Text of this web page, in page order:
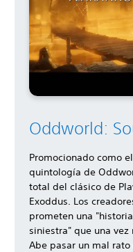
Oddworld:
Promocionado como
quintología de
total del clásico de
Exoddus. Los
prometen una
siniestra" que una
Abe pasar un mal